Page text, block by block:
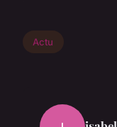
Actu